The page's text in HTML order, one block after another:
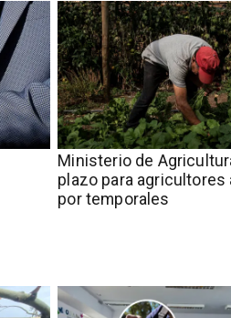
Ministerio de
plazo para
por temporales